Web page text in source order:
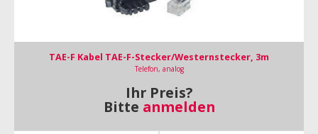
TAE-F Kabel TAE-F-Stecker/Westernstecker, 3m
Telefon, analog
Ihr Preis?
Bitte anmelden